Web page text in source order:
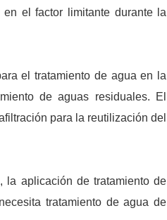
el factor limitante durante la
el tratamiento de agua en la
de aguas residuales. El
para la reutilización del
la aplicación de tratamiento de
tratamiento de agua de